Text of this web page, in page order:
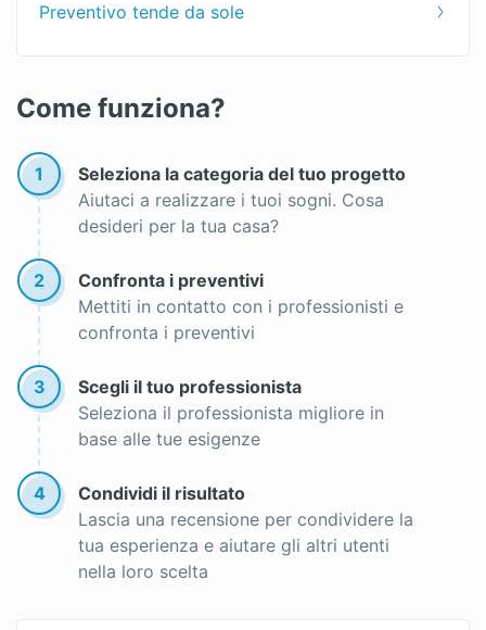
Preventivo tende da sole
Come funziona?
1
Seleziona la categoria del tuo progetto
Aiutaci a realizzare i tuoi sogni. Cosa
desideri per la tua casa?
2
Confronta i preventivi
Mettiti in contatto con i professionisti e
confronta i preventivi
3
Scegli il tuo professionista
Seleziona il professionista migliore in
base alle tue esigenze
4
Condividi il risultato
Lascia una recensione per condividere la
tua esperienza e aiutare gli altri utenti
nella loro scelta